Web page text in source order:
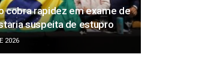
cobra rapidez em exame de
suspeita de estupro
2026